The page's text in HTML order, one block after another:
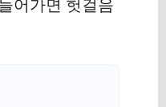
어가면 헛걸음